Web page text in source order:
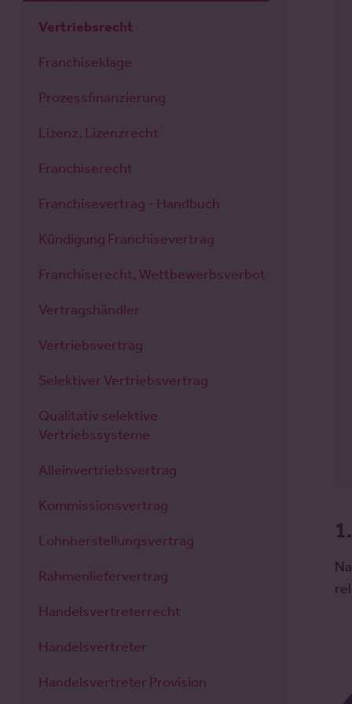
1.
Vertriebsrecht
Franchiseklage
Prozessfinanzierung
Lizenz, Lizenzrecht
Franchiserecht
Franchisevertrag - Handbuch
Kündigung Franchisevertrag
Franchiserecht, Wettbewerbsverbot
Vertragshändler
Vertriebsvertrag
Selektiver Vertriebsvertrag
Qualitativ selektive
Vertriebssysteme
Alleinvertriebsvertrag
Kommissionsvertrag
Lohnherstellungsvertrag
Rahmenliefervertrag
Handelsvertreterrecht
Handelsvertreter
Handelsvertreter Provision